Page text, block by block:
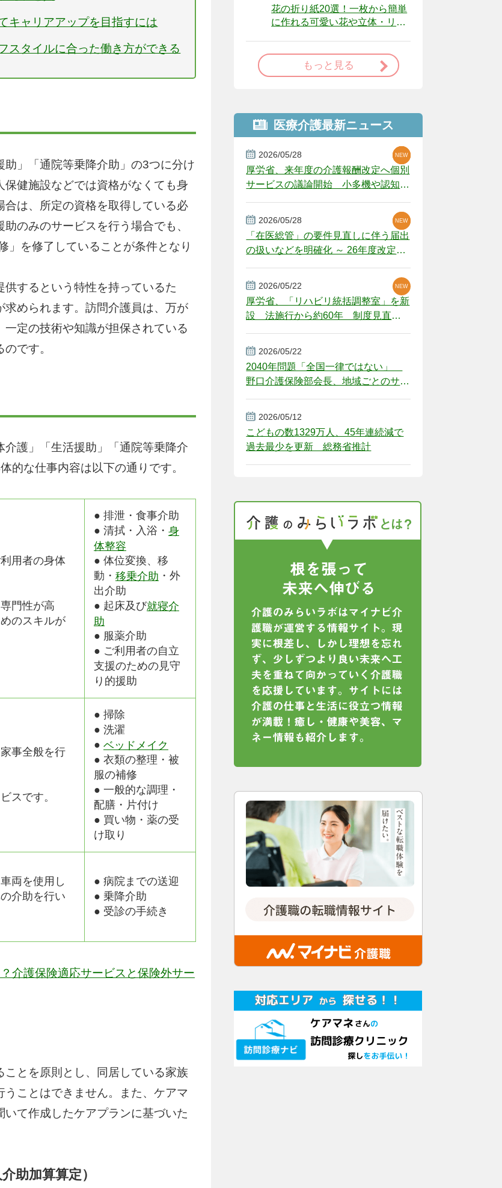
キャリアアップを目指すには
スタイルに合った働き方ができる
」「通院等乗降介助」の3つに分け
健施設などでは資格がなくても身
は、所定の資格を取得している必
のみのサービスを行う場合でも、
」を修了していることが条件となり
するという特性を持っているた
められます。訪問介護員は、万が
定の技術や知識が担保されている
です。
護」「生活援助」「通院等乗降介
的な仕事内容は以下の通りです。
用者の身体
門性が高
のスキルが
● 排泄・食事介助
● 清拭・入浴・ 身
体整容
● 体位変換、移
動・ 移乗介助 ・外
出介助
● 起床及び就寝介
助
● 服薬介助
● ご利用者の自立
支援のための見守
り的援助
事全般を行
スです。
● 掃除
● 洗濯
● ベッドメイク
● 衣類の整理・被
服の補修
● 一般的な調理・
配膳・片付け
● 買い物・薬の受
け取り
両を使用し
介助を行い
● 病院までの送迎
● 乗降介助
● 受診の手続き
介護保険適応サービスと保険外サー
とを原則とし、同居している家族
ことはできません。また、ケアマ
て作成したケアプランに基づいた
助加算算定）
花の折り紙20選！一枚から簡単
に作れる可愛い花や立体・リー
もっと見る
医療介護最新ニュース
2026/05/28
厚労省、来年度の介護報酬改定へ個別
サービスの議論開始 小多機や認知症
NEW
NEW
NEW
2026/05/28
「在医総管」の要件見直しに伴う届出
の扱いなどを明確化 ～ 26年度改定疑
NEW
NEW
2026/05/22
厚労省、「リハビリ統括調整室」を新
設 法施行から約60年 制度見直し
NEW
2026/05/22
2040年問題「全国一律ではない」
野口介護保険部会長、地域ごとのサー
2026/05/12
こどもの数1329万人、45年連続減で
過去最少を更新 総務省推計